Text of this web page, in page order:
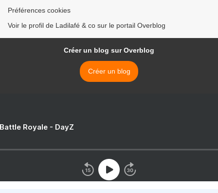
Préférences cookies
Voir le profil de Ladilafé & co sur le portail Overblog
Créer un blog sur Overblog
Créer un blog
Royale - DayZ